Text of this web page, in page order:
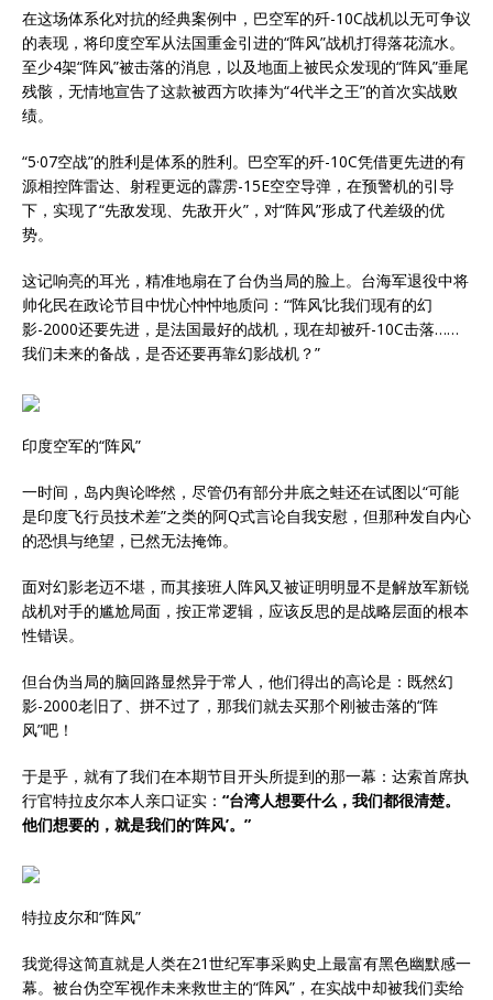
在这场体系化对抗的经典案例中，巴空军的歼-10C战机以无可争议
的表现，将印度空军从法国重金引进的“阵风”战机打得落花流水。
至少4架“阵风”被击落的消息，以及地面上被民众发现的“阵风”垂尾
残骸，无情地宣告了这款被西方吹捧为“4代半之王”的首次实战败
绩。
“5·07空战”的胜利是体系的胜利。巴空军的歼-10C凭借更先进的有
源相控阵雷达、射程更远的霹雳-15E空空导弹，在预警机的引导
下，实现了“先敌发现、先敌开火”，对“阵风”形成了代差级的优
势。
这记响亮的耳光，精准地扇在了台伪当局的脸上。台海军退役中将
帅化民在政论节目中忧心忡忡地质问：“‘阵风’比我们现有的幻
影-2000还要先进，是法国最好的战机，现在却被歼-10C击落……
我们未来的备战，是否还要再靠幻影战机？”
印度空军的“阵风”
一时间，岛内舆论哗然，尽管仍有部分井底之蛙还在试图以“可能
是印度飞行员技术差”之类的阿Q式言论自我安慰，但那种发自内心
的恐惧与绝望，已然无法掩饰。
面对幻影老迈不堪，而其接班人阵风又被证明明显不是解放军新锐
战机对手的尴尬局面，按正常逻辑，应该反思的是战略层面的根本
性错误。
但台伪当局的脑回路显然异于常人，他们得出的高论是：既然幻
影-2000老旧了、拼不过了，那我们就去买那个刚被击落的“阵
风”吧！
于是乎，就有了我们在本期节目开头所提到的那一幕：达索首席执
行官特拉皮尔本人亲口证实： “台湾人想要什么，我们都很清楚。
他们想要的，就是我们的‘阵风’。”
特拉皮尔和“阵风”
我觉得这简直就是人类在21世纪军事采购史上最富有黑色幽默感一
幕。被台伪空军视作未来救世主的“阵风”，在实战中却被我们卖给